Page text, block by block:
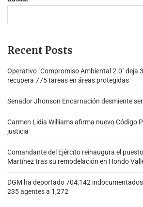
Recent Posts
Operativo "Compromiso Ambiental 2.0″ deja
recupera 775 tareas en áreas protegidas
Senador Jhonson Encarnación desmiente
Carmen Lidia Williams afirma nuevo Código
justicia
Comandante del Ejército reinaugura el
Martínez tras su remodelación en Hondo
DGM ha deportado 704,142
235 agentes a 1,272